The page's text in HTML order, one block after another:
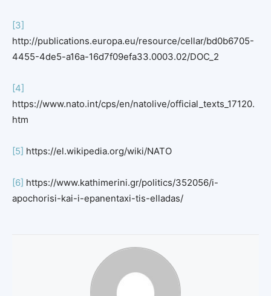
[3]
http://publications.europa.eu/resource/cellar/bd0b6705-
4455-4de5-a16a-16d7f09efa33.0003.02/DOC_2
[4]
https://www.nato.int/cps/en/natolive/official_texts_17120.
htm
[5] https://el.wikipedia.org/wiki/ΝΑΤΟ
[6] https://www.kathimerini.gr/politics/352056/i-
apochorisi-kai-i-epanentaxi-tis-elladas/